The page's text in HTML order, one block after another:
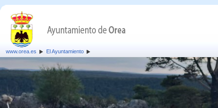
www.orea.es El Ayuntamiento